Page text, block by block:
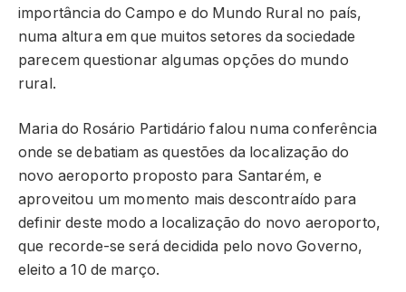
importância do Campo e do Mundo Rural no país,
numa altura em que muitos setores da sociedade
parecem questionar algumas opções do mundo
rural.
Maria do Rosário Partidário falou numa conferência
onde se debatiam as questões da localização do
novo aeroporto proposto para Santarém, e
aproveitou um momento mais descontraído para
definir deste modo a localização do novo aeroporto,
que recorde-se será decidida pelo novo Governo,
eleito a 10 de março.